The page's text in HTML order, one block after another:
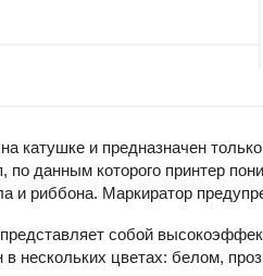
катушке и предназначен
по данным которого принтер
и риббона. Маркиратор
собой
нескольких цветах: белом,